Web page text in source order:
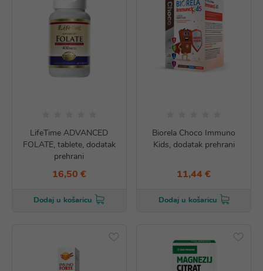
LifeTime ADVANCED
FOLATE, tablete, dodatak
prehrani
16,50 €
Dodaj u košaricu
Biorela Choco Immuno
Kids, dodatak prehrani
11,44 €
Dodaj u košaricu